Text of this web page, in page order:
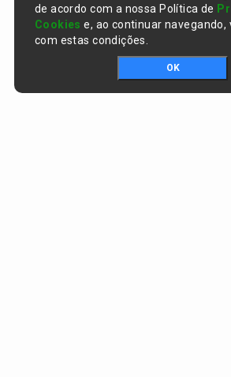
de acordo com a nossa Política de
Cookies e, ao continuar navegando,
com estas condições.
OK